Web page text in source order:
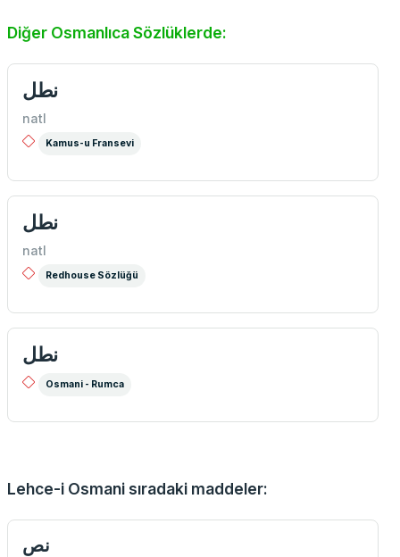
Diğer Osmanlıca Sözlüklerde:
نطل
natl
Kamus-u Fransevi
نطل
natl
Redhouse Sözlüğü
نطل
Osmani - Rumca
Lehce-i Osmani sıradaki maddeler:
نص